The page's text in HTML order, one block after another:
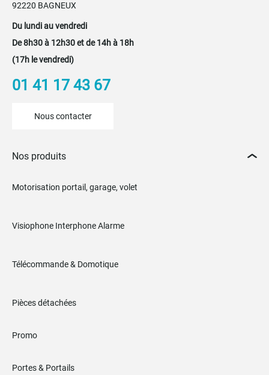
92220 BAGNEUX
Du lundi au vendredi
De 8h30 à 12h30 et de 14h à 18h
(17h le vendredi)
01 41 17 43 67
Nous contacter
Nos produits
Motorisation portail, garage, volet
Visiophone Interphone Alarme
Télécommande & Domotique
Pièces détachées
Promo
Portes & Portails